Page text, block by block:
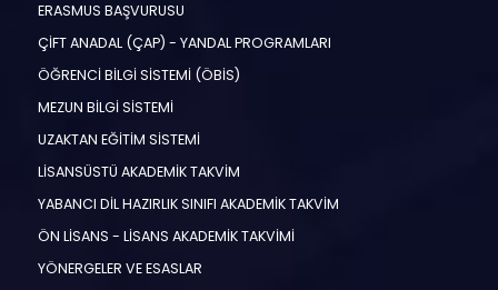
ERASMUS BAŞVURUSU
ÇİFT ANADAL (ÇAP) - YANDAL PROGRAMLARI
ÖĞRENCİ BİLGİ SİSTEMİ (ÖBİS)
MEZUN BİLGİ SİSTEMİ
UZAKTAN EĞİTİM SİSTEMİ
LİSANSÜSTÜ AKADEMİK TAKVİM
YABANCI DİL HAZIRLIK SINIFI AKADEMİK TAKVİM
ÖN LİSANS - LİSANS AKADEMİK TAKVİMİ
YÖNERGELER VE ESASLAR